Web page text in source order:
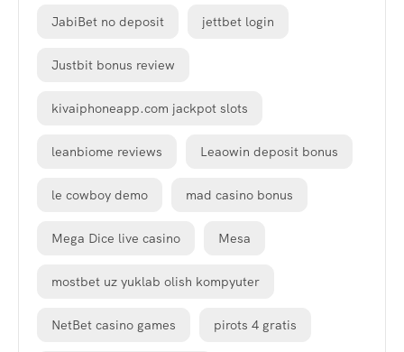
JabiBet no deposit jettbet login
Justbit bonus review
kivaiphoneapp.com jackpot slots
leanbiome reviews Leaowin deposit bonus
le cowboy demo mad casino bonus
Mega Dice live casino Mesa
mostbet uz yuklab olish kompyuter
NetBet casino games pirots 4 gratis